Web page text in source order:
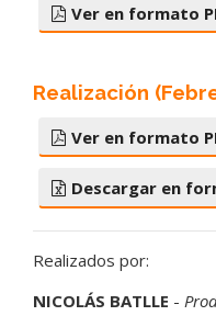
Ver en formato
Realización
Ver en formato
Descargar en
Realizados por:
NICOLÁS BATLLE -